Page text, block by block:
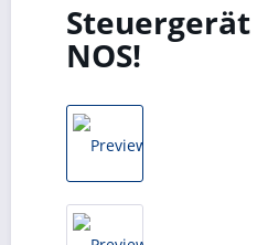
Steuergerät
NOS!